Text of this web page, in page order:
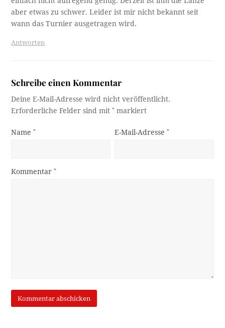
aber etwas zu schwer. Leider ist mir nicht bekannt seit
wann das Turnier ausgetragen wird.
Antworten
Schreibe einen Kommentar
Deine E-Mail-Adresse wird nicht veröffentlicht.
Erforderliche Felder sind mit* markiert
Name* E-Mail-Adresse*
Kommentar*